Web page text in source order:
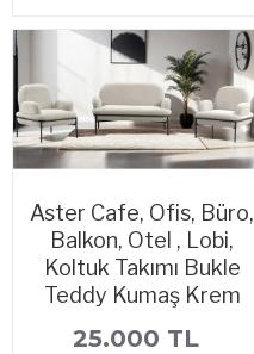
Aster Cafe, Ofis, Büro,
Balkon, Otel , Lobi,
Koltuk Takımı Bukle
Teddy Kumaş Krem
25.000 TL